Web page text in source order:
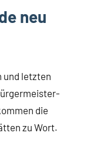
neu
und letzten
die
zu Wort.